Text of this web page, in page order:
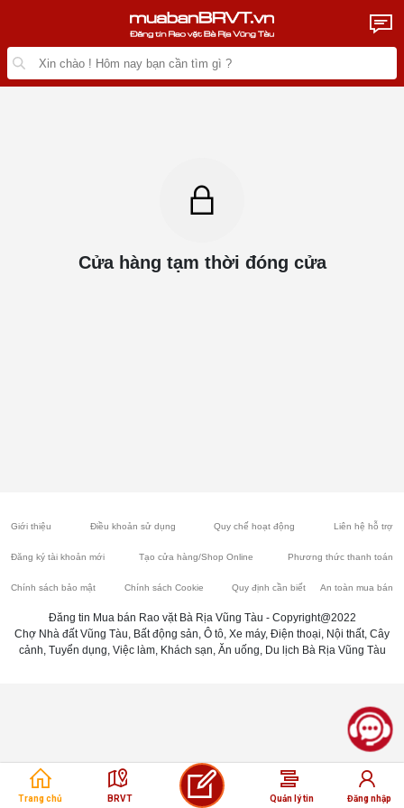
Cửa hàng tạm thời đóng cửa
Trang chủ BRVT Quản lý tin Đăng nhập
Giới thiệu Điều khoản sử dụng Quy chế hoạt động Liên hệ hỗ trợ
Đăng ký tài khoản mới Tạo cửa hàng/Shop Online Phương thức thanh toán
Chính sách bảo mật Chính sách Cookie Quy định cần biết An toàn mua bán
Đăng tin Mua bán Rao vặt Bà Rịa Vũng Tàu - Copyright@2022
Chợ Nhà đất Vũng Tàu, Bất động sản, Ô tô, Xe máy, Điện thoại, Nội thất, Cây
cảnh, Tuyển dụng, Việc làm, Khách sạn, Ăn uống, Du lịch Bà Rịa Vũng Tàu